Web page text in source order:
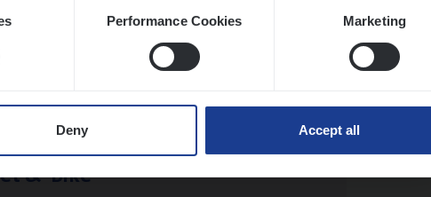
Performance Cookies Marketing
Deny Accept all
&Bike